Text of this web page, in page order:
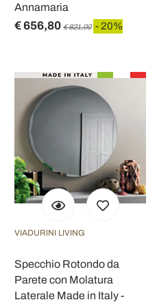
Annamaria
€ 656,80 € 821,00 - 20%
VIADURINI LIVING
Specchio Rotondo da
Parete con Molatura
Laterale Made in Italy -